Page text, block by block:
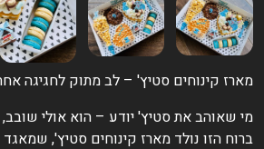
מארז קינוחים סטיץ' – לב מתוק לחגיגה אחת
מי שאוהב את סטיץ' יודע – הוא אולי שובב,
ברוח הזו נולד מארז קינוחים סטיץ', שמאגד